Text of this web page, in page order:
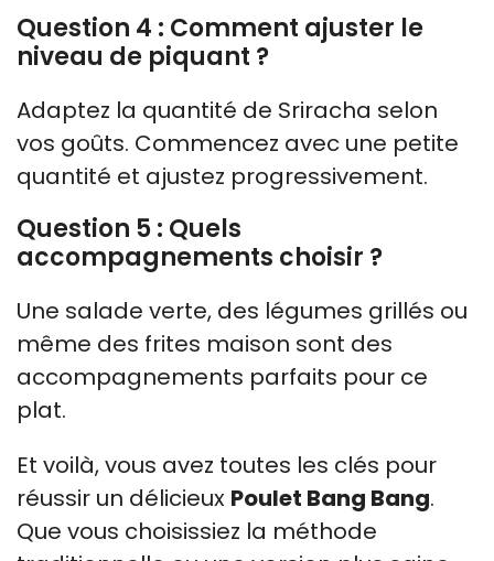
Question 4 : Comment ajuster le
niveau de piquant ?
Adaptez la quantité de Sriracha selon
vos goûts. Commencez avec une petite
quantité et ajustez progressivement.
Question 5 : Quels
accompagnements choisir ?
Une salade verte, des légumes grillés ou
même des frites maison sont des
accompagnements parfaits pour ce
plat.
Et voilà, vous avez toutes les clés pour
réussir un délicieux Poulet Bang Bang.
Que vous choisissiez la méthode